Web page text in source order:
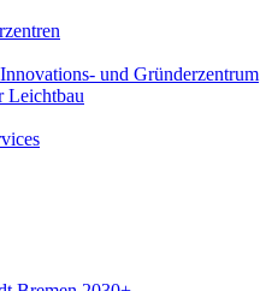
und Gründerzentrum
Leichtbau